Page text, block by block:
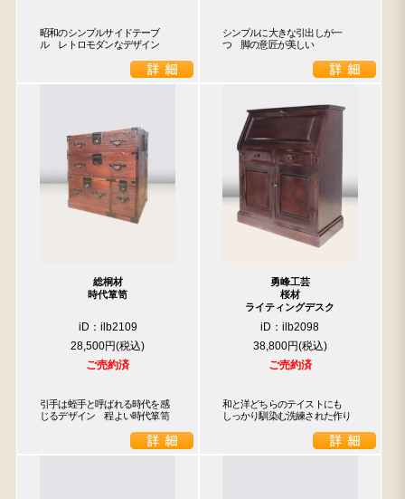
昭和のシンプルサイドテーブ
ル　レトロモダンなデザイン
シンプルに大きな引出しが一
つ　脚の意匠が美しい
総桐材
時代箪笥
iD：ilb2109
28,500円
ご売約済
引手は蛭手と呼ばれる時代を感
じるデザイン　程よい時代箪笥
勇峰工芸
桜材
ライティングデスク
iD：ilb2098
38,800円
ご売約済
和と洋どちらのテイストにも
しっかり馴染む洗練された作り